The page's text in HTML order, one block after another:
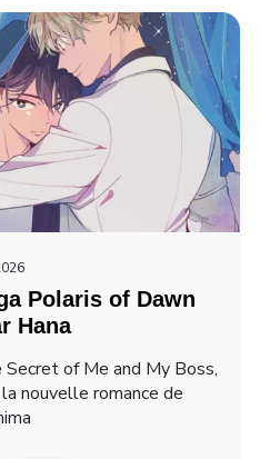
Polaris of Dawn
Hana
of Me and My Boss,
nouvelle romance de